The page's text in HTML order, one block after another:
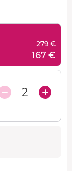
279 €
167 €
2